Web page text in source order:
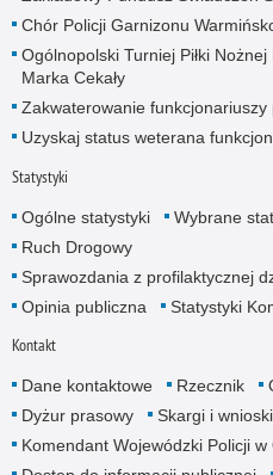
Chór Policji Garnizonu
Ogólnopolski Turniej Piłki
Marka Cekały
Zakwaterowanie funkcjonariuszy
Uzyskaj status weterana
Statystyki
Ogólne statystyki Wybrane
Ruch Drogowy
Sprawozdania z profilaktycznej
Opinia publiczna
Statystyki
Kontakt
Dane kontaktowe Rzecznik
Dyżur prasowy
Skargi i wnioski
Komendant Wojewódzki Policji w